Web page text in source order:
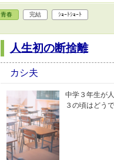
青春 完結 ｼｮｰﾄｼｮｰﾄ
人生初の断捨離
カシ夫
中学３年生が
３の頃はどう